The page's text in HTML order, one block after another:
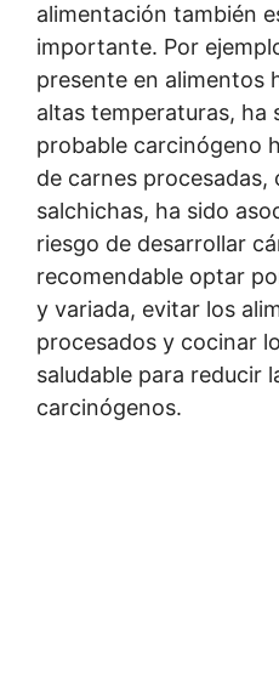
alimentación también
importante. Por
presente en alimentos
altas temperaturas, ha
probable carcinógeno
de carnes
salchichas, ha sido
riesgo de desarrollar
recomendable optar
y variada, evitar los
procesados y cocinar
saludable para reducir
carcinógenos.